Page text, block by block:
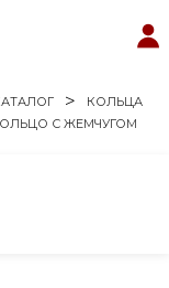
КОЛЬЦА
С ЖЕМЧУГОМ